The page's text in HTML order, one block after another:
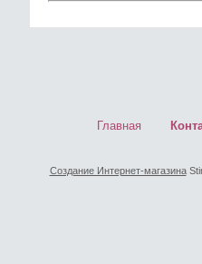
Главная
Создание Интернет-магазина